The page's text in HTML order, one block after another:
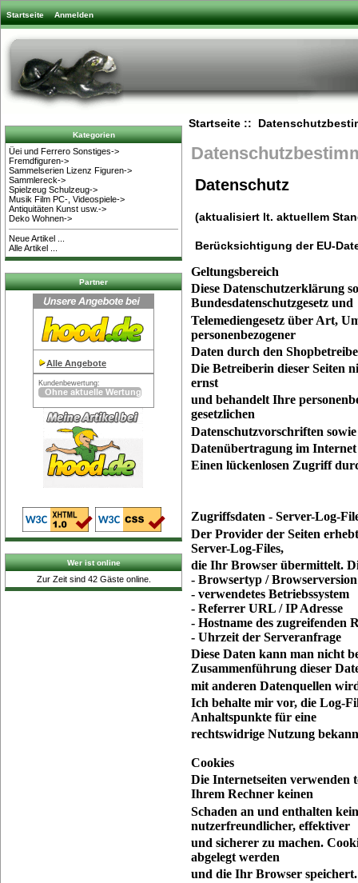
Startseite Anmelden
Kategorien
Üei und Ferrero Sonstiges->
Fremdfiguren->
Sammelserien Lizenz Figuren->
Sammlereck->
Spielzeug Schulzeug->
Musik Film PC-, Videospiele->
Antiquitäten Kunst usw.->
Deko Wohnen->
Neue Artikel ...
Alle Artikel ...
Partner
Alle Angebote
Kundenbewertung:
Wer ist online
Zur Zeit sind 42 Gäste online.
Startseite::
Datenschutz
(aktualisiert lt. aktuellem
Berücksichtigung der EU-
Geltungsbereich
Diese Datenschutzerklärung
Bundesdatenschutzgesetz und
Telemediengesetz über Art,
personenbezogener
Daten durch den
Die Betreiberin dieser Seiten
ernst
und behandelt Ihre
gesetzlichen
Datenschutzvorschriften
Datenübertragung im
Einen lückenlosen Zugriff
Zugriffsdaten - Server-Log-
Der Provider der Seiten
Server-Log-Files,
die Ihr Browser übermittelt.
- Browsertyp / Browserversion
- verwendetes Betriebssystem
- Referrer URL / IP Adresse
- Hostname des zugreifenden
- Uhrzeit der Serveranfrage
Diese Daten kann man nicht
Zusammenführung dieser
mit anderen Datenquellen
Ich behalte mir vor, die Log-
Anhaltspunkte für eine
rechtswidrige Nutzung
Cookies
Die Internetseiten verwenden
Ihrem Rechner keinen
Schaden an und enthalten
nutzerfreundlicher, effektiver
und sicherer zu machen.
abgelegt werden
und die Ihr Browser speichert.